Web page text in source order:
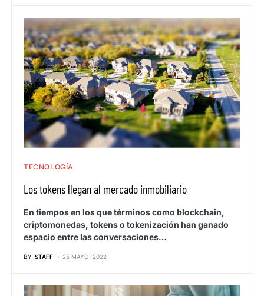
TECNOLOGÍA
Los tokens llegan al mercado inmobiliario
En tiempos en los que términos como blockchain,
criptomonedas, tokens o tokenización han ganado
espacio entre las conversaciones…
BY STAFF 25 MAYO, 2022